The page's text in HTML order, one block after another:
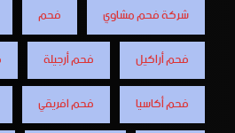
شركة فحم مشاوي
فحم
فحم أراكيل
فحم أرجيلة
فحم أكاسيا
فحم افريقي